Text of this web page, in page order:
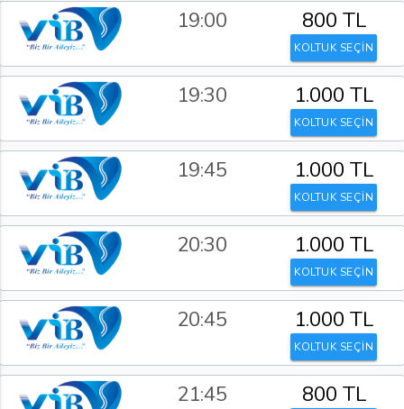
19:00 800 TL
KOLTUK SEÇİN
19:30 1.000 TL
KOLTUK SEÇİN
19:45 1.000 TL
KOLTUK SEÇİN
20:30 1.000 TL
KOLTUK SEÇİN
20:45 1.000 TL
KOLTUK SEÇİN
21:45 800 TL